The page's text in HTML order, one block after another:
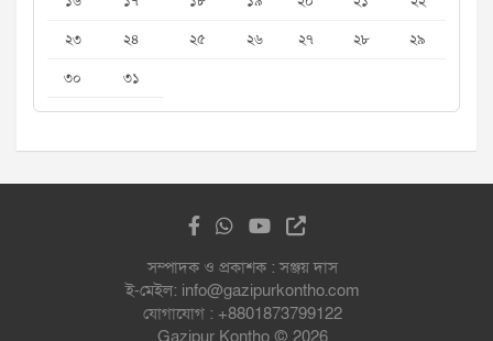
২৩
২৪ ২৫ ২৬ ২৭ ২৮
২৯
৩০
৩১
সম্পাদক ও প্রকাশক : সঞ্জয় দাস
ই-মেইল: info@gazipurkontho.com
যোগাযোগ : +8801873799122